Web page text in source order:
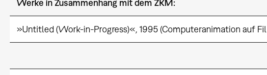
Werke in Zusammenhang mit dem ZKM:
»Untitled (Work-in-Progress)«, 1995 (Computeranimation auf